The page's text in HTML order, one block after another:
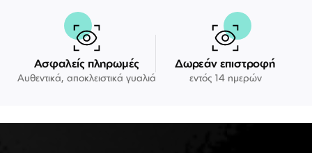
Ασφαλείς πληρωμές
Αυθεντικά, αποκλειστικά γυαλιά
Δωρεάν επιστροφή
εντός 14 ημερών